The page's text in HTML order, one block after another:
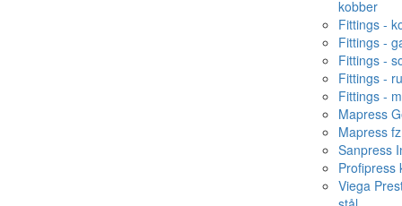
kobber
Fittings -
Fittings -
Fittings -
Fittings -
Fittings -
Mapress
Mapress fz
Sanpress
Profipress
Viega